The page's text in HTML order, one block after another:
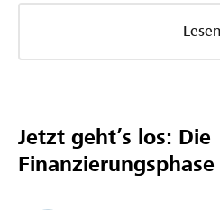
Lesen
Jetzt geht’s los: Die